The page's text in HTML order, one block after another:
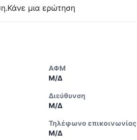
Κάνε μια ερώτηση
ΑΦΜ
Μ/Δ
Διεύθυνση
Μ/Δ
Τηλέφωνο επικοινωνίας
Μ/Δ